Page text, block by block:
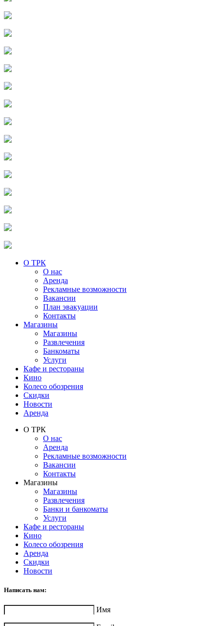
О ТРК
О нас
Аренда
Рекламные возможности
Вакансии
План эвакуации
Контакты
Магазины
Магазины
Развлечения
Банкоматы
Услуги
Кафе и рестораны
Кино
Колесо обозрения
Скидки
Новости
Аренда
О ТРК
О нас
Аренда
Рекламные возможности
Вакансии
Контакты
Магазины
Магазины
Развлечения
Банки и банкоматы
Услуги
Кафе и рестораны
Кино
Колесо обозрения
Аренда
Скидки
Новости
Написать нам:
Имя